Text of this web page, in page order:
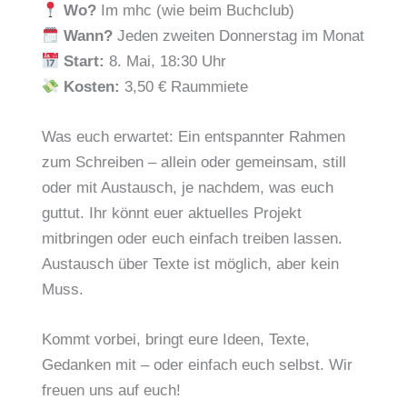
Wo?Im mhc (wie beim Buchclub)
Wann?Jeden zweiten Donnerstag im Monat
Start: 8. Mai, 18:30 Uhr
Kosten: 3,50 € Raummiete
Was euch erwartet: Ein entspannter Rahmen
zum Schreiben – allein oder gemeinsam, still
oder mit Austausch, je nachdem, was euch
guttut. Ihr könnt euer aktuelles Projekt
mitbringen oder euch einfach treiben lassen.
Austausch über Texte ist möglich, aber kein
Muss.
Kommt vorbei, bringt eure Ideen, Texte,
Gedanken mit – oder einfach euch selbst. Wir
freuen uns auf euch!